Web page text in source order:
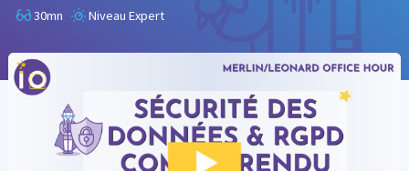
Mon compte
English
30mn Niveau Expert